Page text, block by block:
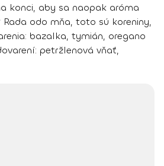
konci, aby sa naopak aróma
odo mňa, toto sú koreniny,
: bazalka, tymián, oregano
: petržlenová vňať,